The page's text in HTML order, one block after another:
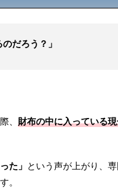
だろう？」
、 財布の中に入っている
た」 という声が上がり、
。